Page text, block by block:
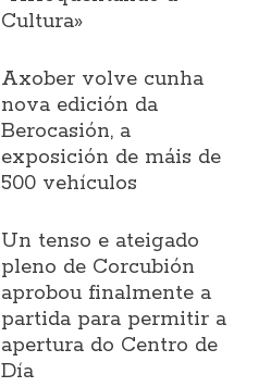
Cultura»
Axober volve cunha
nova edición da
Berocasión, a
exposición de máis de
500 vehículos
Un tenso e ateigado
pleno de Corcubión
aprobou finalmente a
partida para permitir a
apertura do Centro de
Día